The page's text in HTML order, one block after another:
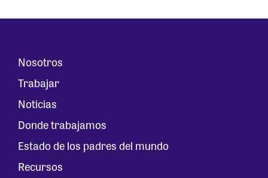
Nosotros
Trabajar
Noticias
Donde trabajamos
Estado de los padres del mundo
Recursos